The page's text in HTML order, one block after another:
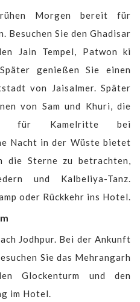
Morgen bereit für
Besuchen Sie den Ghadisar
Jain Tempel, Patwon ki
genießen Sie einen
von Jaisalmer. Später
von Sam und Khuri, die
für Kamelritte bei
Nacht in der Wüste bietet
die Sterne zu betrachten,
und Kalbeliya-Tanz.
oder Rückkehr ins Hotel.
Jodhpur. Bei der Ankunft
Sie das Mehrangarh
Glockenturm und den
im Hotel.